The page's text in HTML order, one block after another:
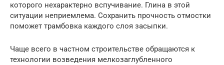
которого нехарактерно вспучивание. Глина в этой
ситуации неприемлема. Сохранить прочность отмостки
поможет трамбовка каждого слоя засыпки.
Чаще всего в частном строительстве обращаются к
технологии возведения мелкозаглубленного